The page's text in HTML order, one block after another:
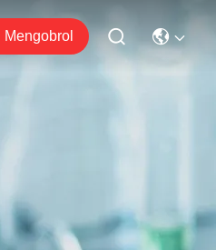
Mengobrol